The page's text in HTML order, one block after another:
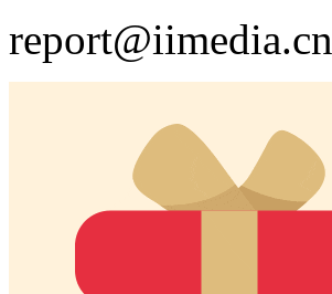
report@iimedia.cn